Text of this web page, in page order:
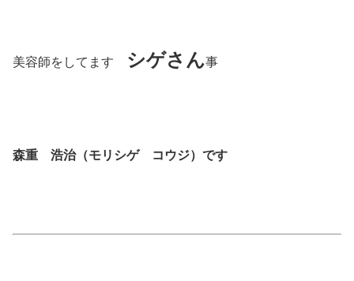
美容師をしてます シゲさん事
森重 浩治（モリシゲ コウジ）です